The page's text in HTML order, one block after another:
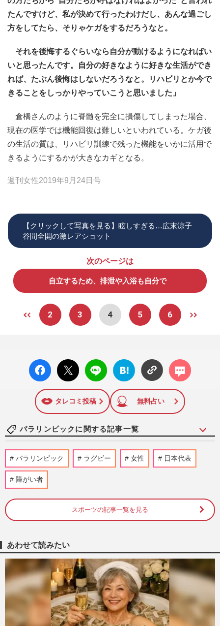
たんですけど、私が決めて行ったわけだし、あんな過ごし
方をしてたら、そりゃケガをするだろうなと。
それを後悔するぐらいなら自分が動けるようになればい
いと思ったんです。自分の好きなように好きな生活ができ
れば、たぶん後悔はしないだろうなと。リハビリとか今で
きることをしっかりやっていこうと思いました」
倉橋さんのように脊髄を完全に損傷してしまった場合、
現在の医学では機能回復は難しいといわれている。ケガ後
の生活の質は、リハビリ訓練で残った機能をいかに活用で
きるようにするかが大きなカギとなる。
週刊女性2019年9月24日号
【クリックして写真を見る】眩しすぎる…広末涼子
谷間全開の激レアショット
次のページは
自立するため、排泄や入浴も自分で
2 3 4 5 6
facebo
ok い
X ポス
ト
LINE
はてな
ブック
に追加
コメン
ト
タレコミ投稿 無料占い
パラリンピックに関する記事一覧
『新語・流行語大賞』ノミネートされた
【令和の米騒動】に、立浪和義氏の登壇を
やす子がチャリティランナーの日テレ『24
時間テレビ』に強まる風当たり、スポンサ
週刊女性PRIME
パリ・パラリンピック開会式の演出に批判
殺到で【ピアノの上】がトレンド、パリ五
輪でも“火責め吊し上げ”…
週刊女性PRIME 2024/8/29
パラリンピック ラグビー 女性 日本代表
障がい者
スポーツの記事一覧を見る
あわせて読みたい